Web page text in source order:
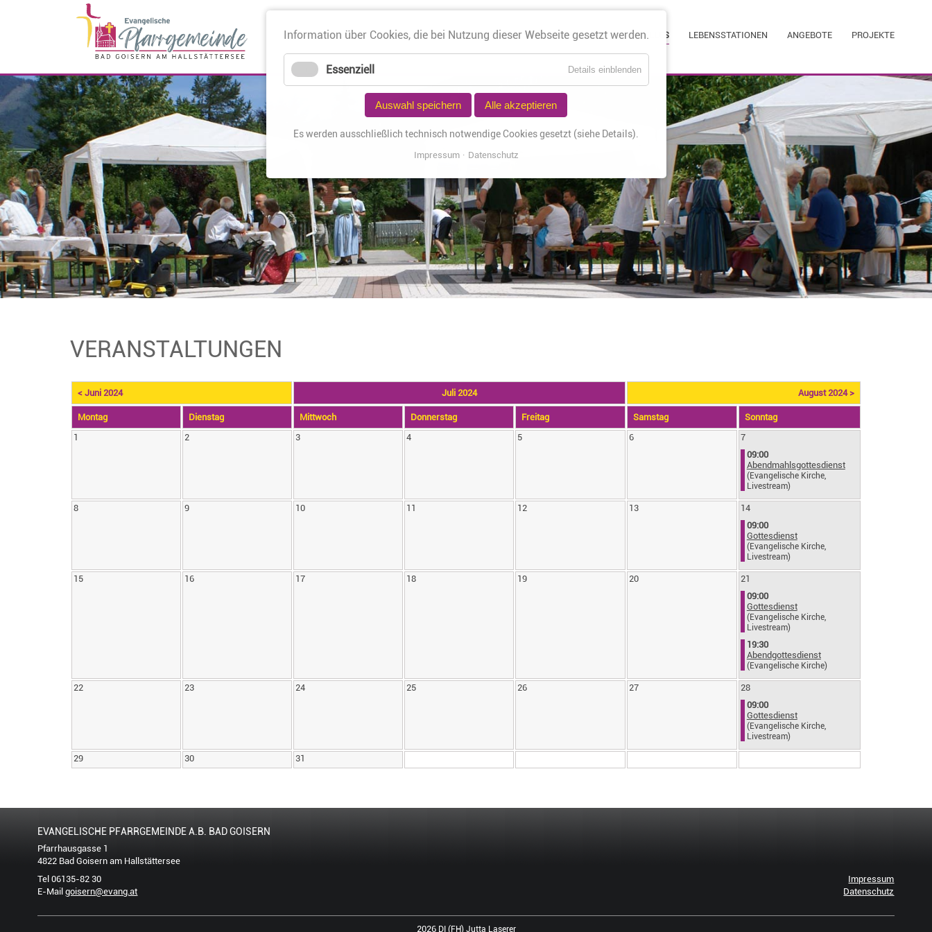
START PFARRGEMEINDE KONTAKT AKTUELLES LEBENSSTATIONEN ANGEBOTE PROJEKTE
VERANSTALTUNGEN
< Juni 2024 Juli 2024 August 2024 >
Montag Dienstag Mittwoch Donnerstag Freitag Samstag Sonntag
1
2 3 4 5 6
7
09:00
Abendmahlsgottesdienst
(Evangelische Kirche,
Livestream)
8 9 10 11 12 13
14
09:00
Gottesdienst
(Evangelische Kirche,
Livestream)
15 16 17 18 19 20
21
09:00
Gottesdienst
(Evangelische Kirche,
Livestream)
19:30
Abendgottesdienst
(Evangelische Kirche)
22 23 24 25 26 27
28
09:00
Gottesdienst
(Evangelische Kirche,
Livestream)
29 30 31
EVANGELISCHE PFARRGEMEINDE A.B. BAD GOISERN
Pfarrhausgasse 1
4822 Bad Goisern am Hallstättersee
Tel 06135-82 30
E-Mailgoisern@evang.at
Impressum
Datenschutz
2026 DI (FH) Jutta Laserer
Information über Cookies, die bei Nutzung dieser Webseite gesetzt werden.
Essenziell Details einblenden
Auswahl speichern Alle akzeptieren
Es werden ausschließlich technisch notwendige Cookies gesetzt (siehe Details).
Impressum Datenschutz